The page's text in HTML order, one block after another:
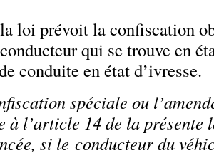
loi prévoit la confiscation
qui se trouve en
conduite en état d’ivresse.
spéciale ou
à l’article 14 de la présente
si le conducteur du